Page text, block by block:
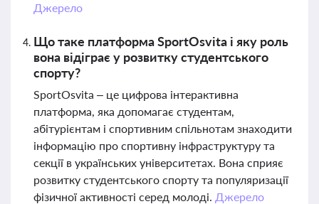
Джерело
Що таке платформа SportOsvita і яку роль
вона відіграє у розвитку студентського
спорту?
SportOsvita – це цифрова інтерактивна
платформа, яка допомагає студентам,
абітурієнтам і спортивним спільнотам знаходити
інформацію про спортивну інфраструктуру та
секції в українських університетах. Вона сприяє
розвитку студентського спорту та популяризації
фізичної активності серед молоді. Джерело